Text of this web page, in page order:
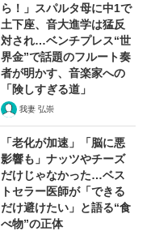
ら！」スパルタ母に中1で
土下座、音大進学は猛反
対され…ベンチプレス“世
界金”で話題のフルート奏
者が明かす、音楽家への
「険しすぎる道」
我妻 弘崇
「老化が加速」「脳に悪
影響も」ナッツやチーズ
だけじゃなかった…ベス
トセラー医師が「できる
だけ避けたい」と語る“食
べ物”の正体